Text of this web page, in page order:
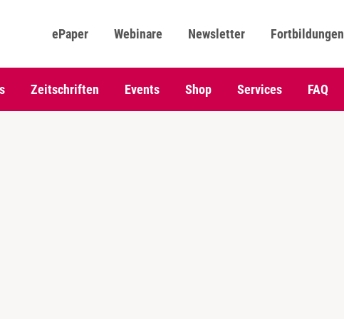
ePaper Webinare Newsletter Fortbildungen
Zeitschriften Events Shop Services FAQ